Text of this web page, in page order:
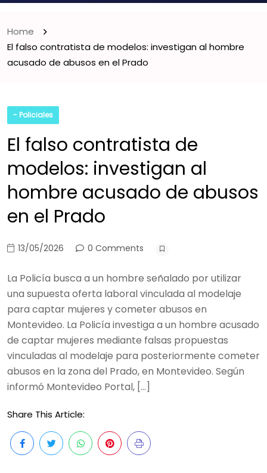
Home
El falso contratista de modelos: investigan al hombre
acusado de abusos en el Prado
- Policiales
El falso contratista de
modelos: investigan al
hombre acusado de abusos
en el Prado
13/05/2026 0 Comments
La Policía busca a un hombre señalado por utilizar
una supuesta oferta laboral vinculada al modelaje
para captar mujeres y cometer abusos en
Montevideo. La Policía investiga a un hombre acusado
de captar mujeres mediante falsas propuestas
vinculadas al modelaje para posteriormente cometer
abusos en la zona del Prado, en Montevideo. Según
informó Montevideo Portal, […]
Share This Article: